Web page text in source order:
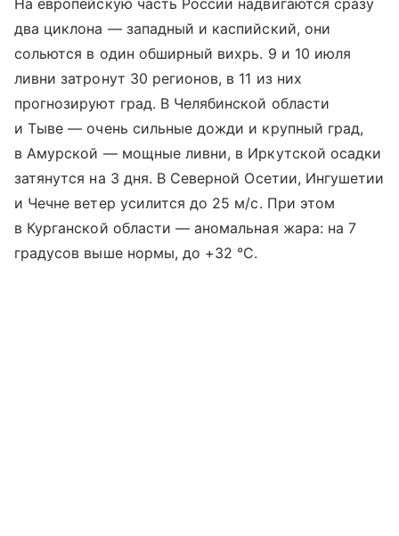
два циклона — западный и каспийский, они
сольются в один обширный вихрь. 9 и 10 июля
ливни затронут 30 регионов, в 11 из них
прогнозируют град. В Челябинской области
и Тыве — очень сильные дожди и крупный град,
в Амурской — мощные ливни, в Иркутской осадки
затянутся на 3 дня. В Северной Осетии, Ингушетии
и Чечне ветер усилится до 25 м/с. При этом
в Курганской области — аномальная жара: на 7
градусов выше нормы, до +32 °C.